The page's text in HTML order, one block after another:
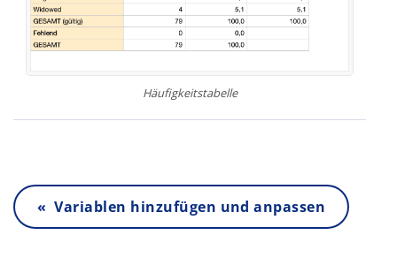
Häufigkeitstabelle
« Variablen hinzufügen und anpassen